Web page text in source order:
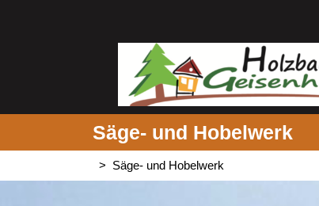
Säge- und Hobelwerk
> Säge- und Hobelwerk